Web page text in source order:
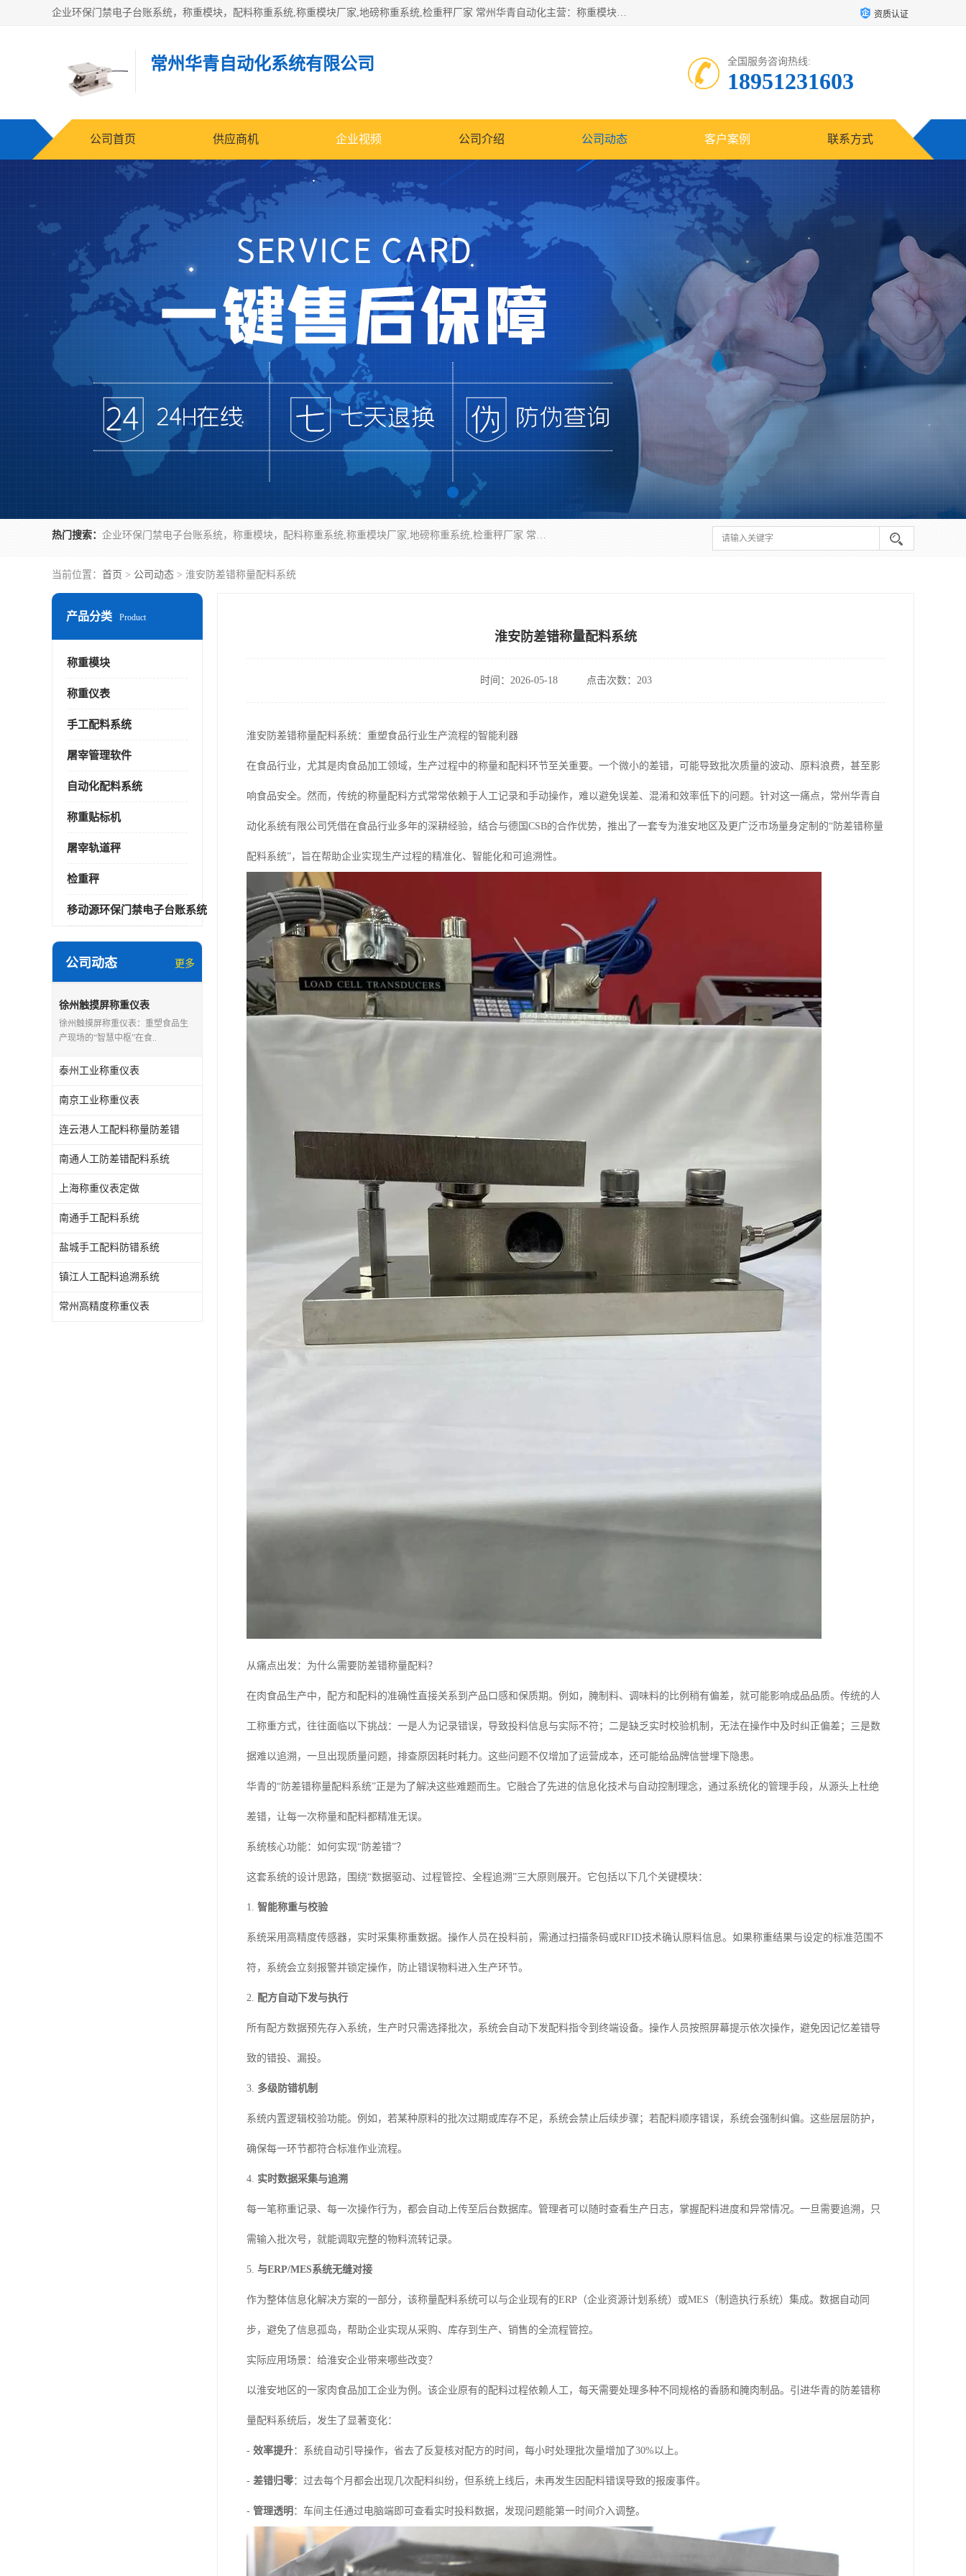
企业环保门禁电子台账系统，称重模块，配料称重系统,称重模块厂家,地磅称重系统,检重秤厂家 常州华青自动化主营：称重模块、无人值守称重系统、配料称重系统、地磅称重系统、检重秤、托利多称重模块等产品。各种称重软件，移动源环保门禁电子台账系统软件。 常州华青自动化系统有限公司7*24的电话支持服务、项目现场开发服务、新功能定制研发服务，产品培训、远程维护，现场安装调试工程等。 资质认证
常州华青自动化系统有限公司 全国服务咨询热线:
18951231603
公司首页 供应商机 企业视频 公司介绍 公司动态 客户案例 联系方式
热门搜索： 企业环保门禁电子台账系统，称重模块，配料称重系统,称重模块厂家,地磅称重系统,检重秤厂家 常州华青自动化主营：称重模块、无人值守称重系统、配料称重系统、地磅称重系统、检重秤、托利多称重模块等产品。各种称重软件，移动源环保门禁电子台账系统软件。 常州华青自动化系统有限公司7*24的电话支持服务、项目现场开发服务、新功能定制研发服务，产品培训、远程维护，现场安装调试工程等。
当前位置： 首页 > 公司动态 > 淮安防差错称量配料系统
产品分类 Product
称重模块
称重仪表
手工配料系统
屠宰管理软件
自动化配料系统
称重贴标机
屠宰轨道秤
检重秤
移动源环保门禁电子台账系统
公司动态 更多
徐州触摸屏称重仪表
徐州触摸屏称重仪表：重塑食品生
产现场的“智慧中枢”在食..
泰州工业称重仪表
南京工业称重仪表
连云港人工配料称量防差错
南通人工防差错配料系统
上海称重仪表定做
南通手工配料系统
盐城手工配料防错系统
镇江人工配料追溯系统
常州高精度称重仪表
淮安防差错称量配料系统
时间：2026-05-18 点击次数：203
淮安防差错称量配料系统：重塑食品行业生产流程的智能利器
在食品行业，尤其是肉食品加工领域，生产过程中的称量和配料环节至关重要。一个微小的差错，可能导致批次质量的波动、原料浪费，甚至影
响食品安全。然而，传统的称量配料方式常常依赖于人工记录和手动操作，难以避免误差、混淆和效率低下的问题。针对这一痛点，常州华青自
动化系统有限公司凭借在食品行业多年的深耕经验，结合与德国CSB的合作优势，推出了一套专为淮安地区及更广泛市场量身定制的“防差错称量
配料系统”，旨在帮助企业实现生产过程的精准化、智能化和可追溯性。
从痛点出发：为什么需要防差错称量配料？
在肉食品生产中，配方和配料的准确性直接关系到产品口感和保质期。例如，腌制料、调味料的比例稍有偏差，就可能影响成品品质。传统的人
工称重方式，往往面临以下挑战：一是人为记录错误，导致投料信息与实际不符；二是缺乏实时校验机制，无法在操作中及时纠正偏差；三是数
据难以追溯，一旦出现质量问题，排查原因耗时耗力。这些问题不仅增加了运营成本，还可能给品牌信誉埋下隐患。
华青的“防差错称量配料系统”正是为了解决这些难题而生。它融合了先进的信息化技术与自动控制理念，通过系统化的管理手段，从源头上杜绝
差错，让每一次称量和配料都精准无误。
系统核心功能：如何实现“防差错”？
这套系统的设计思路，围绕“数据驱动、过程管控、全程追溯”三大原则展开。它包括以下几个关键模块：
1. 智能称重与校验
系统采用高精度传感器，实时采集称重数据。操作人员在投料前，需通过扫描条码或RFID技术确认原料信息。如果称重结果与设定的标准范围不
符，系统会立刻报警并锁定操作，防止错误物料进入生产环节。
2. 配方自动下发与执行
所有配方数据预先存入系统，生产时只需选择批次，系统会自动下发配料指令到终端设备。操作人员按照屏幕提示依次操作，避免因记忆差错导
致的错投、漏投。
3. 多级防错机制
系统内置逻辑校验功能。例如，若某种原料的批次过期或库存不足，系统会禁止后续步骤；若配料顺序错误，系统会强制纠偏。这些层层防护，
确保每一环节都符合标准作业流程。
4. 实时数据采集与追溯
每一笔称重记录、每一次操作行为，都会自动上传至后台数据库。管理者可以随时查看生产日志，掌握配料进度和异常情况。一旦需要追溯，只
需输入批次号，就能调取完整的物料流转记录。
5. 与ERP/MES系统无缝对接
作为整体信息化解决方案的一部分，该称量配料系统可以与企业现有的ERP（企业资源计划系统）或MES（制造执行系统）集成。数据自动同
步，避免了信息孤岛，帮助企业实现从采购、库存到生产、销售的全流程管控。
实际应用场景：给淮安企业带来哪些改变？
以淮安地区的一家肉食品加工企业为例。该企业原有的配料过程依赖人工，每天需要处理多种不同规格的香肠和腌肉制品。引进华青的防差错称
量配料系统后，发生了显著变化：
- 效率提升：系统自动引导操作，省去了反复核对配方的时间，每小时处理批次量增加了30%以上。
- 差错归零：过去每个月都会出现几次配料纠纷，但系统上线后，未再发生因配料错误导致的报废事件。
- 管理透明 ：车间主任通过电脑端即可查看实时投料数据，发现问题能第一时间介入调整。